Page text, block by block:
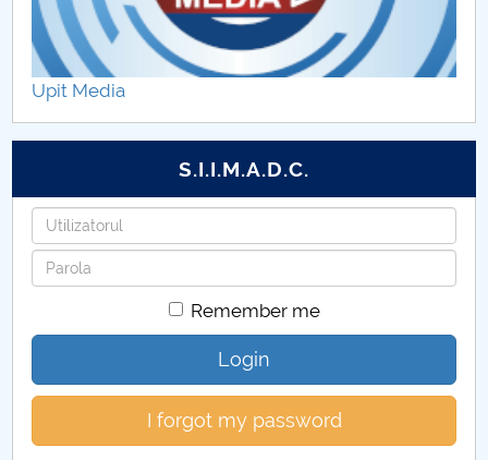
specializare
Taxe pentru modulul postuniversitar I
Upit Media
S.I.I.M.A.D.C.
Username
Password
Remember me
Login
I forgot my password